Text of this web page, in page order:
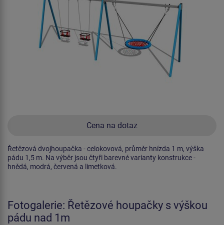
Cena na dotaz
Řetězová dvojhoupačka - celokovová, průměr hnízda 1 m, výška
pádu 1,5 m. Na výběr jsou čtyři barevné varianty konstrukce -
hnědá, modrá, červená a limetková.
Fotogalerie: Řetězové houpačky s výškou
pádu nad 1m